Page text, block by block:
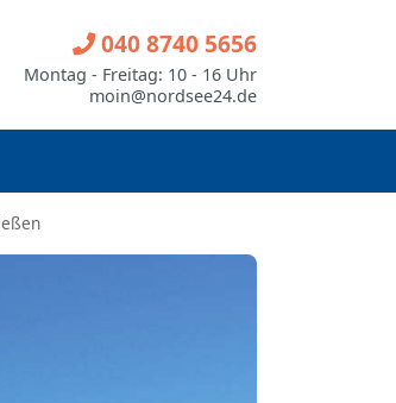
040 8740 5656
Montag - Freitag: 10 - 16 Uhr
moin@nordsee24.de